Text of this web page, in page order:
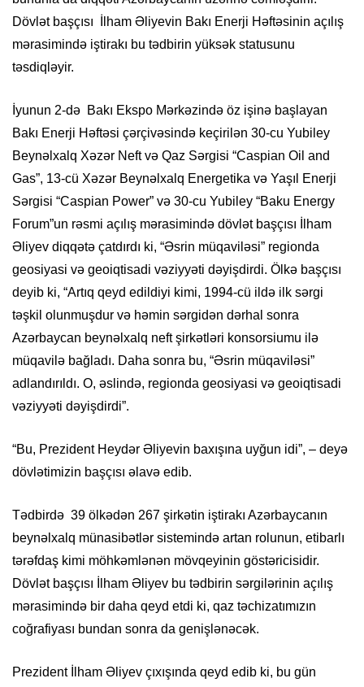
Dövlət başçısı İlham Əliyevin Bakı Enerji Həftəsinin açılış
mərasimində iştirakı bu tədbirin yüksək statusunu
təsdiqləyir.
İyunun 2-də Bakı Ekspo Mərkəzində öz işinə başlayan
Bakı Enerji Həftəsi çərçivəsində keçirilən 30-cu Yubiley
Beynəlxalq Xəzər Neft və Qaz Sərgisi “Caspian Oil and
Gas”, 13-cü Xəzər Beynəlxalq Energetika və Yaşıl Enerji
Sərgisi “Caspian Power” və 30-cu Yubiley “Baku Energy
Forum”un rəsmi açılış mərasimində dövlət başçısı İlham
Əliyev diqqətə çatdırdı ki, “Əsrin müqaviləsi” regionda
geosiyasi və geoiqtisadi vəziyyəti dəyişdirdi. Ölkə başçısı
deyib ki, “Artıq qeyd edildiyi kimi, 1994-cü ildə ilk sərgi
təşkil olunmuşdur və həmin sərgidən dərhal sonra
Azərbaycan beynəlxalq neft şirkətləri konsorsiumu ilə
müqavilə bağladı. Daha sonra bu, “Əsrin müqaviləsi”
adlandırıldı. O, əslində, regionda geosiyasi və geoiqtisadi
vəziyyəti dəyişdirdi”.
“Bu, Prezident Heydər Əliyevin baxışına uyğun idi”, – deyə
dövlətimizin başçısı əlavə edib.
Tədbirdə 39 ölkədən 267 şirkətin iştirakı Azərbaycanın
beynəlxalq münasibətlər sistemində artan rolunun, etibarlı
tərəfdaş kimi möhkəmlənən mövqeyinin göstəricisidir.
Dövlət başçısı İlham Əliyev bu tədbirin sərgilərinin açılış
mərasimində bir daha qeyd etdi ki, qaz təchizatımızın
coğrafiyası bundan sonra da genişlənəcək.
Prezident İlham Əliyev çıxışında qeyd edib ki, bu gün